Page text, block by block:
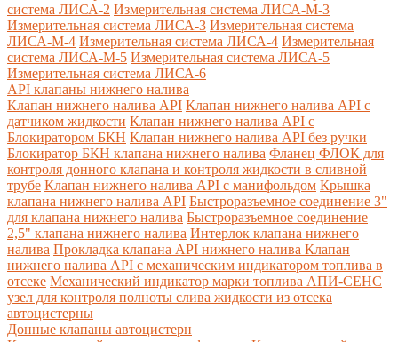
система ЛИСА-2 Измерительная система ЛИСА-М-3
Измерительная система ЛИСА-3 Измерительная система
ЛИСА-М-4 Измерительная система ЛИСА-4 Измерительная
система ЛИСА-М-5 Измерительная система ЛИСА-5
Измерительная система ЛИСА-6
API клапаны нижнего налива
Клапан нижнего налива API Клапан нижнего налива API с
датчиком жидкости Клапан нижнего налива API с
Блокиратором БКН Клапан нижнего налива API без ручки
Блокиратор БКН клапана нижнего налива Фланец ФЛОК для
контроля донного клапана и контроля жидкости в сливной
трубе Клапан нижнего налива API с манифольдом Крышка
клапана нижнего налива API Быстроразъемное соединение 3"
для клапана нижнего налива Быстроразъемное соединение
2,5" клапана нижнего налива Интерлок клапана нижнего
налива Прокладка клапана API нижнего налива Клапан
нижнего налива API с механическим индикатором топлива в
отсеке Механический индикатор марки топлива АПИ-СЕНС
узел для контроля полноты слива жидкости из отсека
автоцистерны
Донные клапаны автоцистерн